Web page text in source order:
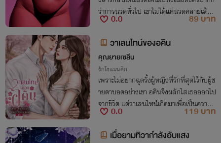
ว่าการนวดทั่วไป เขาไม่ได้แค่นวดคลายเส้น
แต่นวดคลึงไปถึงเบื้องลึกของความปรารถน
ละ
0.0
89 บาท
วาเลนไทน์ของอคิน
คุณยายเซลีน
รักโรแมนติก
เพราะไม่อยากฉุดรั้งผู้หญิงที่รักที่สุดไว้กับผู้ช
ายตาบอดอย่างเขา อคินจึงผลักไสเธอออกไป
จากชีวิต แต่วาเลนไทน์เกิดมาเพื่อเป็นความรั
กของอคินแต่เพียงผู้เดียว ต่อให้เขาจะมองไม่
เห็น เธอก็จะเป็นดวงตาให้เขาเอง
0.0
119 บาท
เมื่อยามทิวากำลังอับแสง